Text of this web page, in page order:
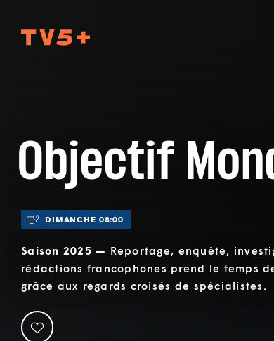
Objectif
DIMANCHE 08:00
Saison 2025 — Reportage, enquête,
rédactions francophones prend le temps
grâce aux regards croisés de spécialistes.